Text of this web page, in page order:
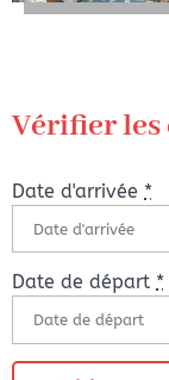
Vérifier
Date d'arrivée *
Date de départ *